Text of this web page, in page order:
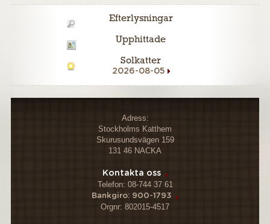
Efterlysningar
Upphittade
Solkatter
2026-08-05
Adress:
Stockholms Katthem
Skurusundsvägen 159
131 46 NACKA
Kontakta oss
Telefon: 08-744 37 61
Bankgiro: 900-1793
Orgnr: 802015-4517